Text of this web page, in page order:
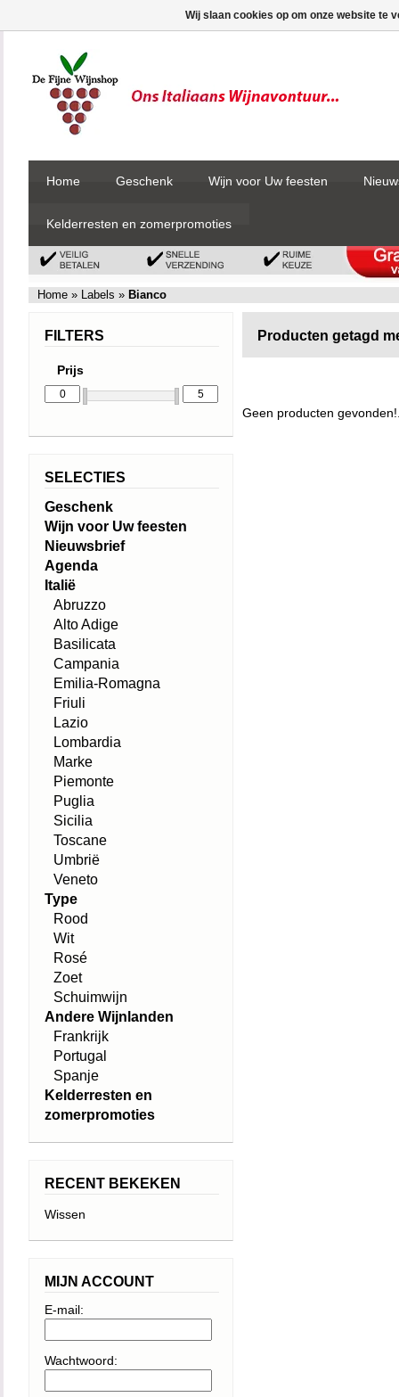
Home Geschenk Wijn voor Uw feesten
Kelderresten en zomerpromoties
Home » Labels » Bianco
Producten getagd
Geen producten
FILTERS
Prijs
SELECTIES
Geschenk
Wijn voor Uw feesten
Nieuwsbrief
Agenda
Italië
Abruzzo
Alto Adige
Basilicata
Campania
Emilia-Romagna
Friuli
Lazio
Lombardia
Marke
Piemonte
Puglia
Sicilia
Toscane
Umbrië
Veneto
Type
Rood
Wit
Rosé
Zoet
Schuimwijn
Andere Wijnlanden
Frankrijk
Portugal
Spanje
Kelderresten en
zomerpromoties
RECENT BEKEKEN
Wissen
MIJN ACCOUNT
E-mail:
Wachtwoord:
Wij slaan cookies op om onze website te